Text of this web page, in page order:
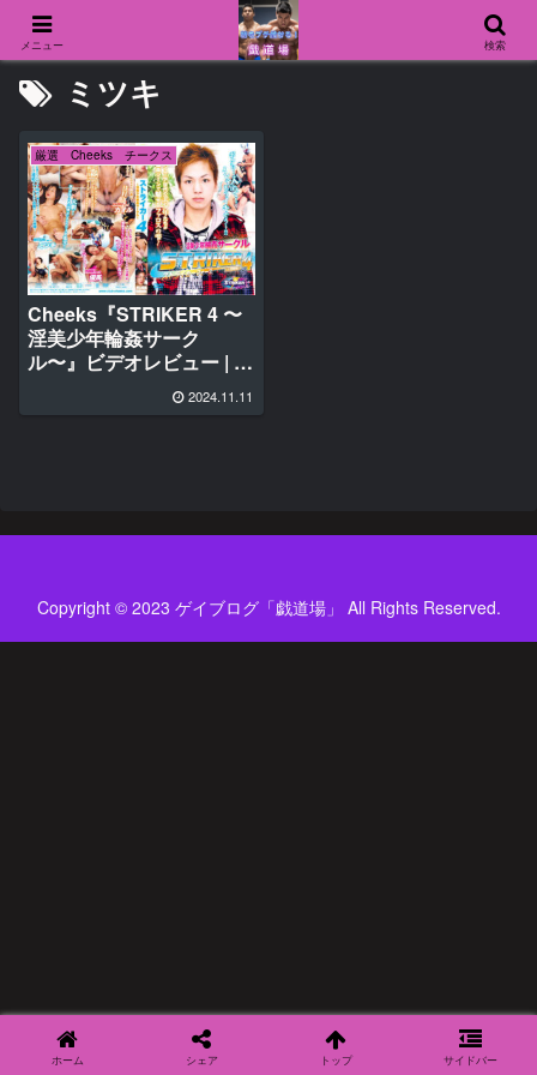
ミツキ
厳選 Cheeks チークス
Cheeks『STRIKER 4 〜
淫美少年輪姦サーク
ル〜』ビデオレビュー | 必
2024.11.11
Copyright © 2023 ゲイブログ「戯道場」 All Rights Reserved.
メニュー 検索
ホーム シェア トップ サイドバー